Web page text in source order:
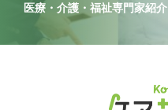
医療・介護・福祉専門家紹介